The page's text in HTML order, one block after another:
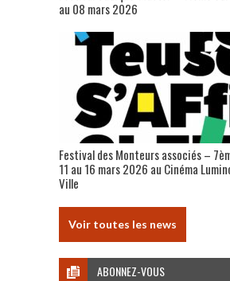
au 08 mars 2026
Festival des Monteurs associés –
11 au 16 mars 2026 au Cinéma
Ville
Voir toutes les news
ABONNEZ-VOUS